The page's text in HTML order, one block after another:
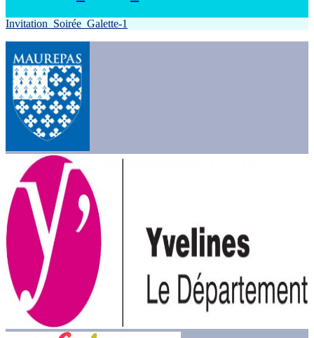
Invitation_Soirée_Galette-1